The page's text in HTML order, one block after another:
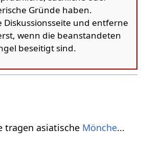
Gründe haben.
Diskussionsseite und entferne
wenn die beanstandeten
beseitigt sind.
tragen asiatische Mönche...